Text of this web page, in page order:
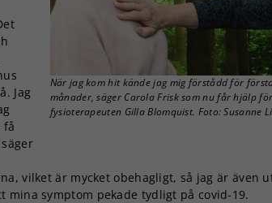
När jag kom hit kände jag mig förstådd för
månader, säger Carola Frisk som nu får hjälp
fysioterapeuten Gilla Blomquist. Foto: Susanne
Jag
få
vilket är mycket obehagligt, så jag är även
mina symptom pekade tydligt på covid-19.